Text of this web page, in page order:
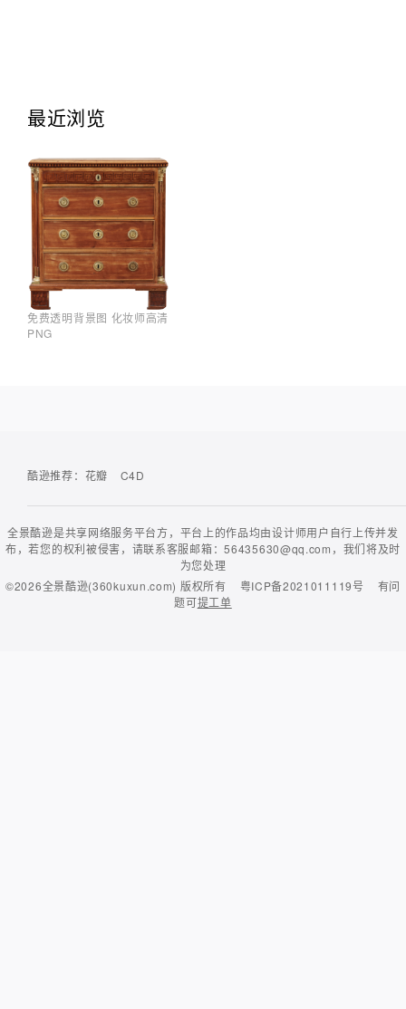
最近浏览
免费透明背景图 化妆师高清
PNG
酷逊推荐： 花瓣 C4D
全景酷逊是共享网络服务平台方，平台上的作品均由设计师用户自行上传并发
布，若您的权利被侵害，请联系客服邮箱：56435630@qq.com，我们将及时
为您处理
©2026全景酷逊(360kuxun.com) 版权所有 粤ICP备2021011119号
有问
题可提工单